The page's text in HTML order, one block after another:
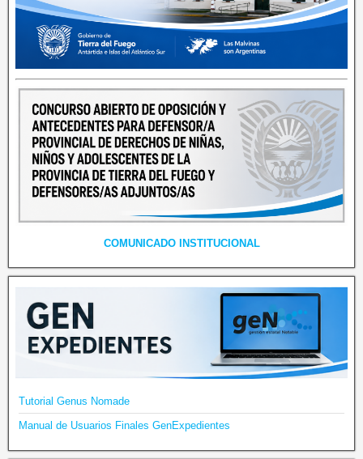
COMUNICADO INSTITUCIONAL
Tutorial Genus Nomade
Manual de Usuarios Finales GenExpedientes